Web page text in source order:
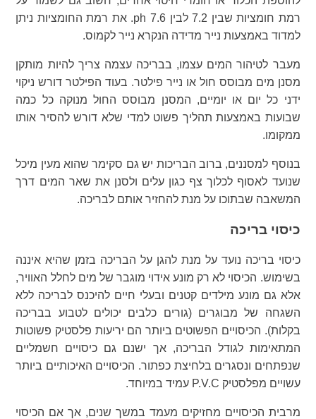
רמת חומציות שבין 7.2 לבין 7.6 ph. את רמת החומציות ניתן
למדוד באמצעות נייר מדידה הנקרא נייר לקמוס.
מעבר לטיהור המים עצמו, בבריכה עצמה צריך להיות מותקן
מסנן מים מבוסס חול או נייר פילטר. בעוד הפילטר דורש ניקוי
ידני כל יום או יומיים, המסנן מבוסס החול מנוקה כל כמה
שבועות באמצעות תהליך פשוט למדי שלא דורש להסיר אותו
ממקומו.
בנוסף למסננים, ברוב הבריכות יש גם סקימר שהוא מעין מיכל
שנועד לאסוף לכלוך צף כגון עלים ולסנן את שאר המים דרך
המשאבה שבתוכו על מנת להחזיר אותם לבריכה.
כיסוי בריכה
כיסוי בריכה נועד על מנת להגן על הבריכה בזמן שהיא איננה
בשימוש. הכיסוי לא רק מונע אידוי מוגבר של מים לחלל האוויר,
אלא גם מונע מילדים קטנים ובעלי חיים להיכנס לבריכה ללא
השגחה של מבוגרים (גורים כלבים יכולים לטבוע בבריכה
בקלות). הכיסויים הפשוטים ביותר הם יריעות פלסטיק פשוטות
המתאימות לגודל הבריכה, אך ישנם גם כיסויים חשמליים
שנפתחים ונסגרים בלחיצת כפתור. הכיסויים האיכותיים ביותר
עשויים מפלסטיק P.V.C עמיד במיוחד.
מרבית הכיסויים מחזיקים מעמד במשך שנים, אך אם הכיסוי